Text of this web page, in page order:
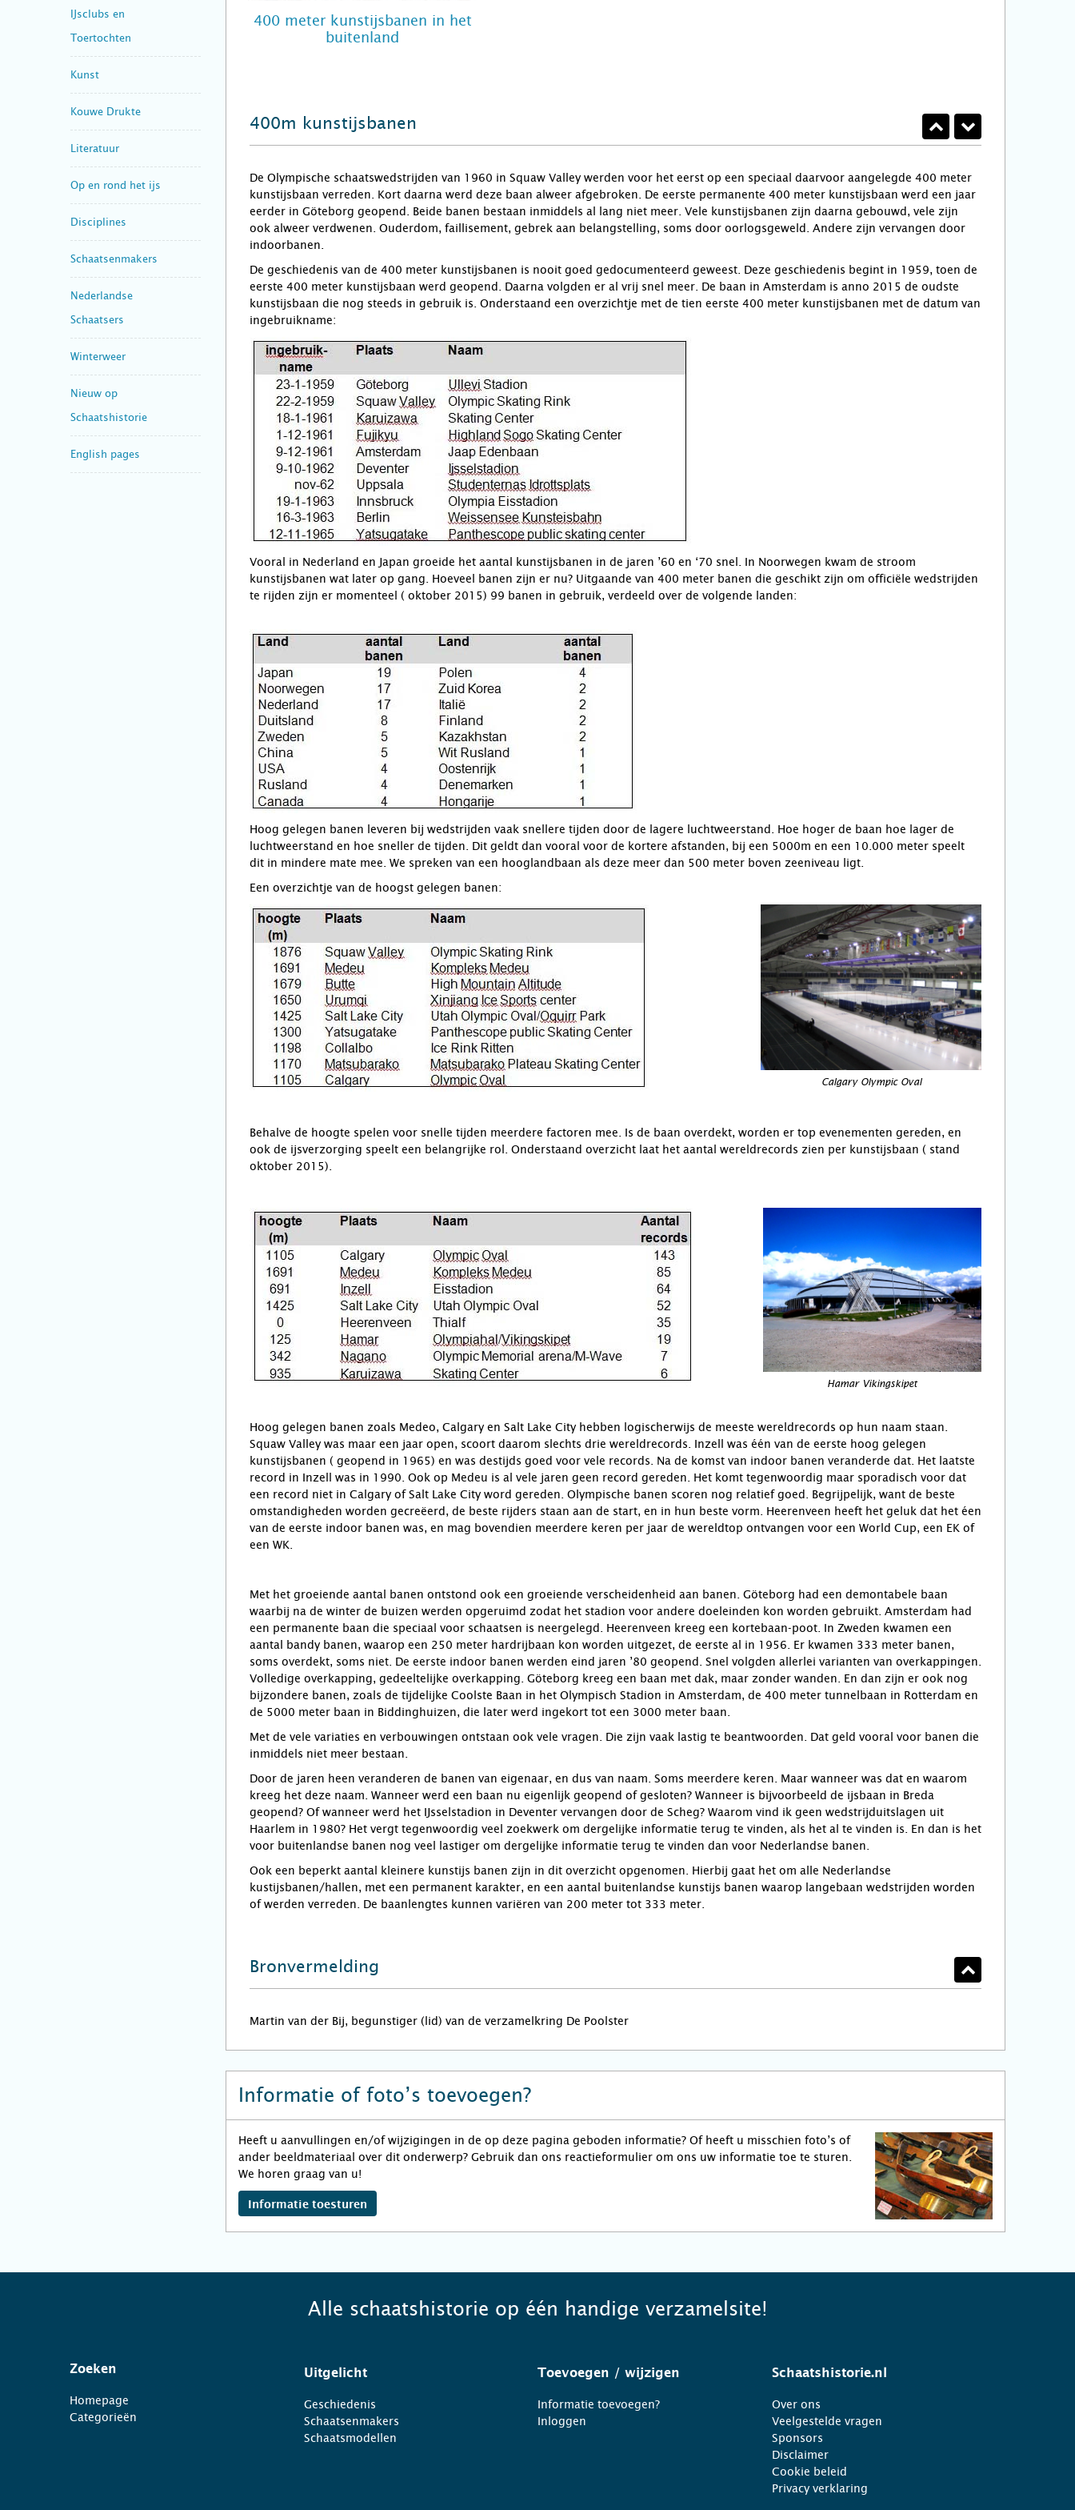
IJsclubs en
Toertochten
Kunst
Kouwe Drukte
Literatuur
Op en rond het ijs
Disciplines
Schaatsenmakers
Nederlandse
Schaatsers
Winterweer
Nieuw op
Schaatshistorie
English pages
400 meter kunstijsbanen in het
buitenland
400m kunstijsbanen
De Olympische schaatswedstrijden van 1960 in Squaw Valley werden voor het eerst op een speciaal daarvoor aangelegde 400 meter
kunstijsbaan verreden. Kort daarna werd deze baan alweer afgebroken. De eerste permanente 400 meter kunstijsbaan werd een jaar
eerder in Göteborg geopend. Beide banen bestaan inmiddels al lang niet meer. Vele kunstijsbanen zijn daarna gebouwd, vele zijn
ook alweer verdwenen. Ouderdom, faillisement, gebrek aan belangstelling, soms door oorlogsgeweld. Andere zijn vervangen door
indoorbanen.
De geschiedenis van de 400 meter kunstijsbanen is nooit goed gedocumenteerd geweest. Deze geschiedenis begint in 1959, toen de
eerste 400 meter kunstijsbaan werd geopend. Daarna volgden er al vrij snel meer. De baan in Amsterdam is anno 2015 de oudste
kunstijsbaan die nog steeds in gebruik is. Onderstaand een overzichtje met de tien eerste 400 meter kunstijsbanen met de datum van
ingebruikname:
Vooral in Nederland en Japan groeide het aantal kunstijsbanen in de jaren ’60 en ‘70 snel. In Noorwegen kwam de stroom
kunstijsbanen wat later op gang. Hoeveel banen zijn er nu? Uitgaande van 400 meter banen die geschikt zijn om officiële wedstrijden
te rijden zijn er momenteel ( oktober 2015) 99 banen in gebruik, verdeeld over de volgende landen:
Hoog gelegen banen leveren bij wedstrijden vaak snellere tijden door de lagere luchtweerstand. Hoe hoger de baan hoe lager de
luchtweerstand en hoe sneller de tijden. Dit geldt dan vooral voor de kortere afstanden, bij een 5000m en een 10.000 meter speelt
dit in mindere mate mee. We spreken van een hooglandbaan als deze meer dan 500 meter boven zeeniveau ligt.
Een overzichtje van de hoogst gelegen banen:
Calgary Olympic Oval
Behalve de hoogte spelen voor snelle tijden meerdere factoren mee. Is de baan overdekt, worden er top evenementen gereden, en
ook de ijsverzorging speelt een belangrijke rol. Onderstaand overzicht laat het aantal wereldrecords zien per kunstijsbaan ( stand
oktober 2015).
Hamar Vikingskipet
Hoog gelegen banen zoals Medeo, Calgary en Salt Lake City hebben logischerwijs de meeste wereldrecords op hun naam staan.
Squaw Valley was maar een jaar open, scoort daarom slechts drie wereldrecords. Inzell was één van de eerste hoog gelegen
kunstijsbanen ( geopend in 1965) en was destijds goed voor vele records. Na de komst van indoor banen veranderde dat. Het laatste
record in Inzell was in 1990. Ook op Medeu is al vele jaren geen record gereden. Het komt tegenwoordig maar sporadisch voor dat
een record niet in Calgary of Salt Lake City word gereden. Olympische banen scoren nog relatief goed. Begrijpelijk, want de beste
omstandigheden worden gecreëerd, de beste rijders staan aan de start, en in hun beste vorm. Heerenveen heeft het geluk dat het éen
van de eerste indoor banen was, en mag bovendien meerdere keren per jaar de wereldtop ontvangen voor een World Cup, een EK of
een WK.
Met het groeiende aantal banen ontstond ook een groeiende verscheidenheid aan banen. Göteborg had een demontabele baan
waarbij na de winter de buizen werden opgeruimd zodat het stadion voor andere doeleinden kon worden gebruikt. Amsterdam had
een permanente baan die speciaal voor schaatsen is neergelegd. Heerenveen kreeg een kortebaan-poot. In Zweden kwamen een
aantal bandy banen, waarop een 250 meter hardrijbaan kon worden uitgezet, de eerste al in 1956. Er kwamen 333 meter banen,
soms overdekt, soms niet. De eerste indoor banen werden eind jaren ’80 geopend. Snel volgden allerlei varianten van overkappingen.
Volledige overkapping, gedeeltelijke overkapping. Göteborg kreeg een baan met dak, maar zonder wanden. En dan zijn er ook nog
bijzondere banen, zoals de tijdelijke Coolste Baan in het Olympisch Stadion in Amsterdam, de 400 meter tunnelbaan in Rotterdam en
de 5000 meter baan in Biddinghuizen, die later werd ingekort tot een 3000 meter baan.
Met de vele variaties en verbouwingen ontstaan ook vele vragen. Die zijn vaak lastig te beantwoorden. Dat geld vooral voor banen die
inmiddels niet meer bestaan.
Door de jaren heen veranderen de banen van eigenaar, en dus van naam. Soms meerdere keren. Maar wanneer was dat en waarom
kreeg het deze naam. Wanneer werd een baan nu eigenlijk geopend of gesloten? Wanneer is bijvoorbeeld de ijsbaan in Breda
geopend? Of wanneer werd het IJsselstadion in Deventer vervangen door de Scheg? Waarom vind ik geen wedstrijduitslagen uit
Haarlem in 1980? Het vergt tegenwoordig veel zoekwerk om dergelijke informatie terug te vinden, als het al te vinden is. En dan is het
voor buitenlandse banen nog veel lastiger om dergelijke informatie terug te vinden dan voor Nederlandse banen.
Ook een beperkt aantal kleinere kunstijs banen zijn in dit overzicht opgenomen. Hierbij gaat het om alle Nederlandse
kustijsbanen/hallen, met een permanent karakter, en een aantal buitenlandse kunstijs banen waarop langebaan wedstrijden worden
of werden verreden. De baanlengtes kunnen variëren van 200 meter tot 333 meter.
Bronvermelding
Martin van der Bij, begunstiger (lid) van de verzamelkring De Poolster
Informatie of foto’s toevoegen?
Heeft u aanvullingen en/of wijzigingen in de op deze pagina geboden informatie? Of heeft u misschien foto’s of
ander beeldmateriaal over dit onderwerp? Gebruik dan ons reactieformulier om ons uw informatie toe te sturen.
We horen graag van u!
Informatie toesturen
Alle schaatshistorie op één handige verzamelsite!
Zoeken
Homepage
Categorieën
Uitgelicht
Geschiedenis
Schaatsenmakers
Schaatsmodellen
Toevoegen / wijzigen
Informatie toevoegen?
Inloggen
Schaatshistorie.nl
Over ons
Veelgestelde vragen
Sponsors
Disclaimer
Cookie beleid
Privacy verklaring